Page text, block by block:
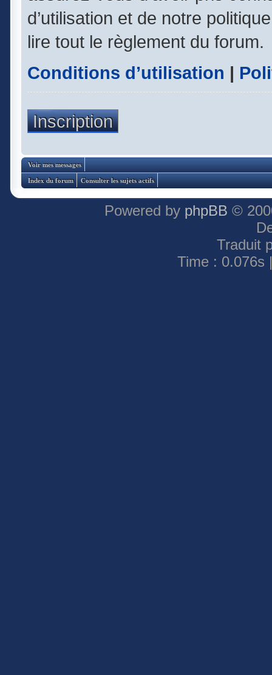
d’utilisation et de notre
lire tout le règlement du forum.
Conditions d’utilisation |
Inscription
Voir mes messages
Index du forum Consulter les sujets actifs
Powered by phpBB ©
Traduit
Time : 0.076s